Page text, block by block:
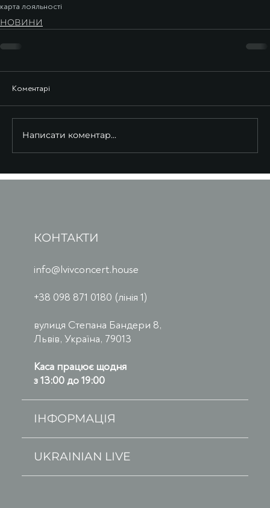
карта лояльності
НОВИНИ
Коментарі
Написати коментар...
КОНТАКТИ
info@lvivconcert.house
+38 098 871 0180 (лінія 1)
вулиця Степана Бандери 8,
Львів, Україна, 79013
Каса працює щодня
з 13:00 до 19:00
ІНФОРМАЦІЯ
UKRAINIAN LIVE